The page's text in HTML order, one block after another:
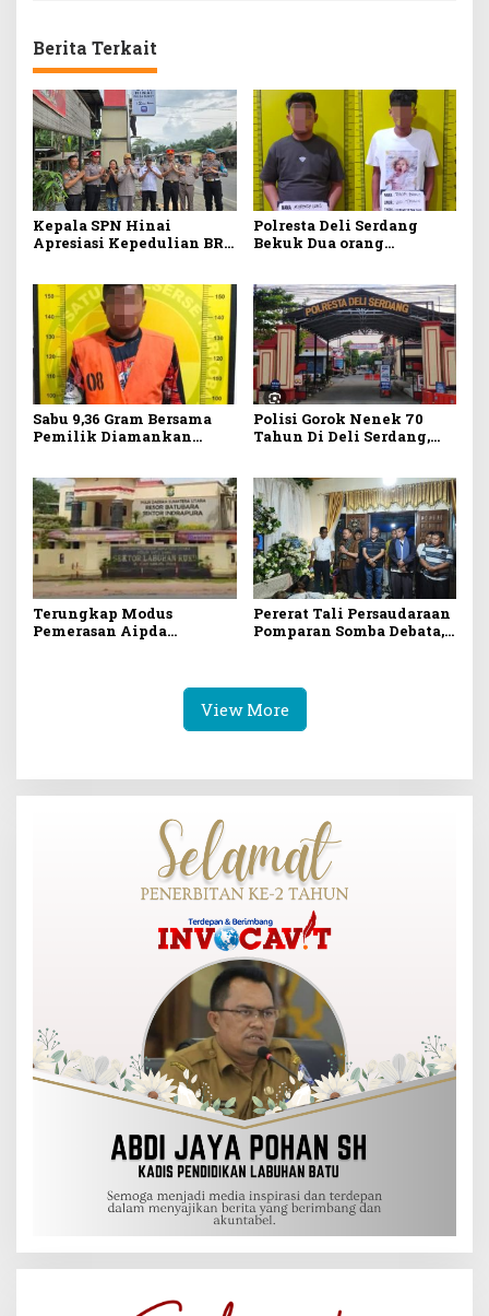
Berita Terkait
Kepala SPN Hinai
Apresiasi Kepedulian BRI
Sumut
Polresta Deli Serdang
Bekuk Dua orang
Sabu 9,36 Gram Bersama
Pemilik Diamankan
Polisi Gorok Nenek 70
Tahun Di Deli Serdang,
Terungkap Modus
Pemerasan Aipda
Dari IMB, SIO, Tata Ruang
Pererat Tali Persaudaraan
Pomparan Somba Debata,
Rumah Duka Anggota
PPSD Siahaan Sektor 1
Tamora
View More